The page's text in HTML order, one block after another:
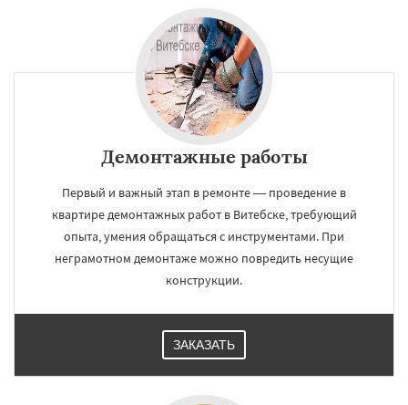
Демонтажные работы
Первый и важный этап в ремонте — проведение в
квартире демонтажных работ в Витебске, требующий
опыта, умения обращаться с инструментами. При
неграмотном демонтаже можно повредить несущие
конструкции.
ЗАКАЗАТЬ